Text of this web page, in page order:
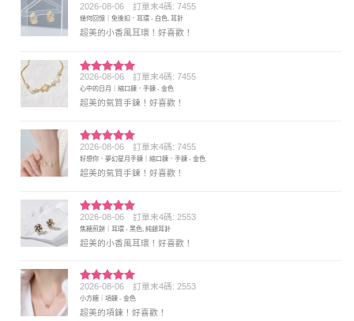
評分5滿
分 5
2026-08-06 訂單末4碼: 7455
幾何回憶｜免後扣．耳環 - 白色, 耳針
超美的小香風耳環！好喜歡！
評分5 滿
分 5
2026-08-06 訂單末4碼: 7455
心中的日月｜縮口鍊．手鍊 - 金色
超美的氣質手鍊！好喜歡！
評分5 滿
分 5
2026-08-06 訂單末4碼: 7455
好想你．夢幻星月手鍊｜縮口鍊．手鍊 - 金色
超美的氣質手鍊！好喜歡！
評分5滿
分 5
2026-08-06 訂單末4碼: 2553
焦糖煎餅｜耳環 - 黑色, 純銀耳針
超美的小香風耳環！好喜歡！
評分5 滿
分 5
2026-08-06 訂單末4碼: 2553
小方糖｜項鍊 - 金色
超美的項鍊！好喜歡！